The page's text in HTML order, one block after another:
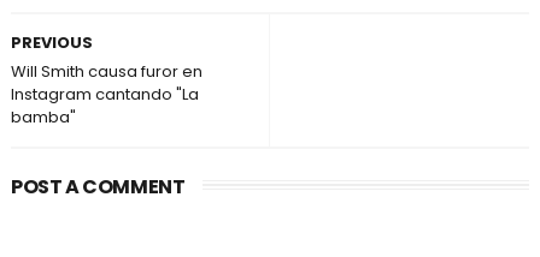
PREVIOUS
Will Smith causa furor en
Instagram cantando "La
bamba"
POST A COMMENT